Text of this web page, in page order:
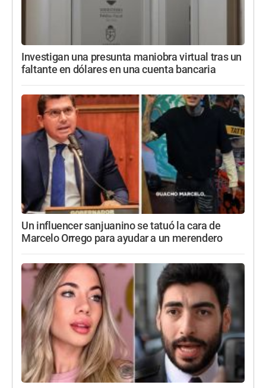
Investigan una presunta maniobra virtual tras un
faltante en dólares en una cuenta bancaria
Un influencer sanjuanino se tatuó la cara de
Marcelo Orrego para ayudar a un merendero